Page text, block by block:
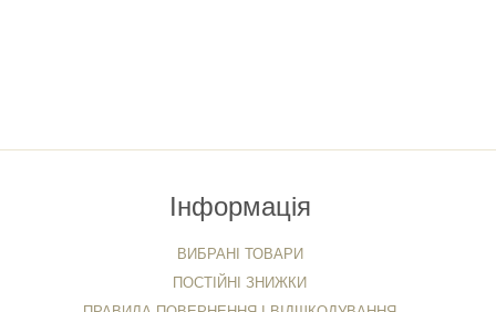
Інформація
ВИБРАНІ ТОВАРИ
ПОСТІЙНІ ЗНИЖКИ